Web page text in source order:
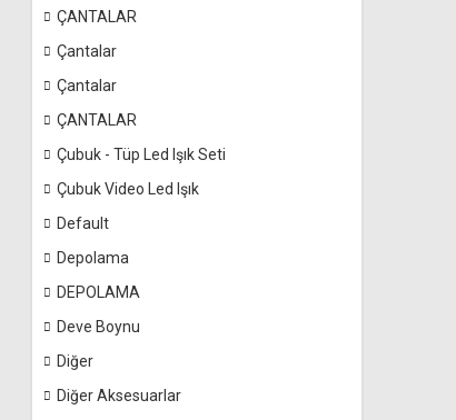
ÇANTALAR
Çantalar
Çantalar
ÇANTALAR
Çubuk - Tüp Led Işık Seti
Çubuk Video Led Işık
Default
Depolama
DEPOLAMA
Deve Boynu
Diğer
Diğer Aksesuarlar